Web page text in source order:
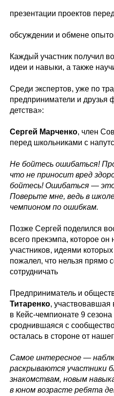
презентации проектов
обсуждении и обмене
Каждый участник получил
идеи и навыки, а также
Среди экспертов, уже по
предприниматели и друзья
детства»:
Сергей Марченко, член
перед школьниками с
Не бойтесь ошибаться!
что не приносит вред
бойтесь! Ошибаться —
Поверьте мне, ведь в
чемпионом по ошибкам.
Позже Сергей поделился
всего прекэмпа, которое
участников, идеями
пожалел, что нельзя прямо
сотрудничать
Предприниматель и
Титаренко,
в Кейс-чемпионате 9
сроднившаяся с
осталась в стороне от
Самое интересное —
раскрываются участники
знакомствам, новым
в юном возрасте ребята